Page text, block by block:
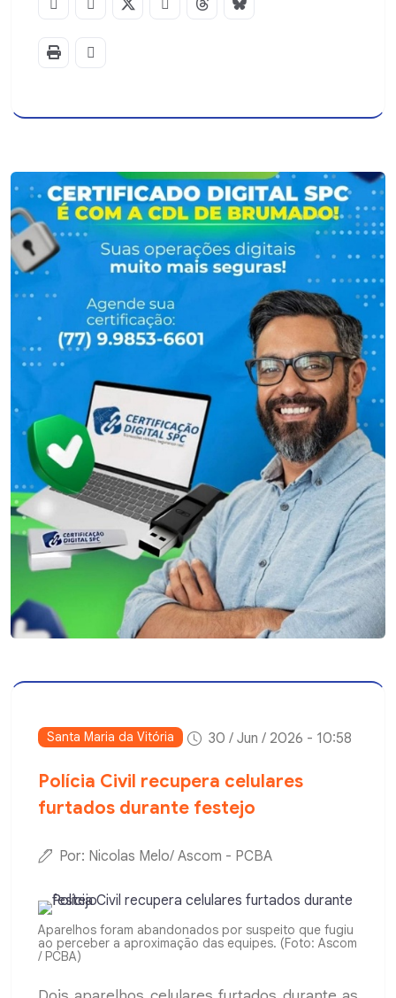
Santa Maria da Vitória 30 / Jun / 2026 - 10:58
Polícia Civil recupera celulares
furtados durante festejo
Por: Nicolas Melo/ Ascom - PCBA
Aparelhos foram abandonados por suspeito que fugiu
ao perceber a aproximação das equipes. (Foto: Ascom
/ PCBA)